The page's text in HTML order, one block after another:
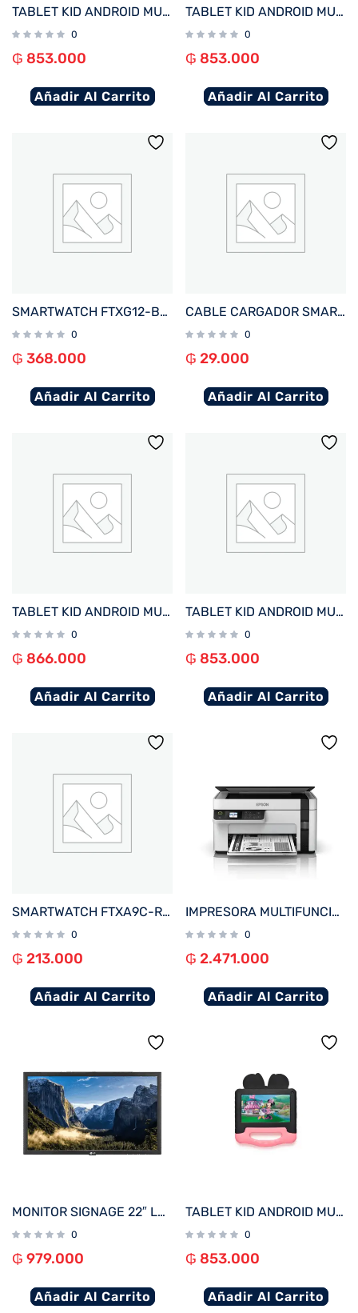
TABLET KID ANDROID MULTILASER NB418 QC/64GB/4G/7″/ROSA PRINCESAS DISNEY
0
₲ 853.000
Añadir Al Carrito
TABLET KID ANDROID MULTILASER NB413 QC/64GB/4G/7″/NEGRO MICKEY DISNEY
0
₲ 853.000
Añadir Al Carrito
SMARTWATCH FTXG12-BB 48MM NEGRO ANDROID/IOS/IA/BT/FREC. CARD/NOTIFICACIONES
0
₲ 368.000
Añadir Al Carrito
CABLE CARGADOR SMARTWATCH FTX WIRELESS BLANCO PARA A10P/ A9C/ AM15/ AM12/ AM32/ F25/ F39P
0
₲ 29.000
Añadir Al Carrito
TABLET KID ANDROID MULTILASER NB625 QC/64GB/4G/7″/AZUL AVENGERS DISNEY
0
₲ 866.000
Añadir Al Carrito
TABLET KID ANDROID MULTILASER NB624 QC/64GB/4G/7″/ROSA PRINCESAS DISNEY
0
₲ 853.000
Añadir Al Carrito
SMARTWATCH FTXA9C-RR 46MM ROJO ANDROID/IOS/BT/FREC. CARD
0
₲ 213.000
Añadir Al Carrito
IMPRESORA MULTIFUNCIONAL EPSON M2120 ECOTANK IMP/COP/SCA/WIFI/USB/BIVOLT
0
₲ 2.471.000
Añadir Al Carrito
MONITOR SIGNAGE 22″ LG 22SM3B FHD/USB/HDMI
0
₲ 979.000
Añadir Al Carrito
TABLET KID ANDROID MULTILASER NB414 QC/64GB/4G/7″/ROSA MINNIE DISNEY
0
₲ 853.000
Añadir Al Carrito